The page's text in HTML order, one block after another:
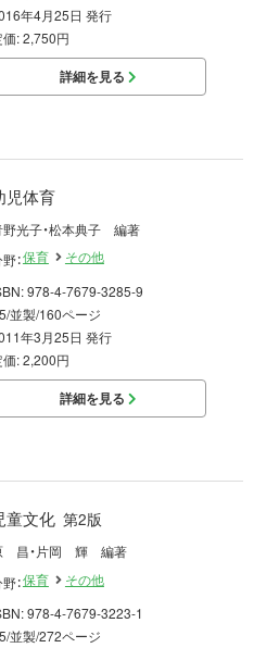
年4月25日 発行
価: 2,750円
詳細を見る
児体育
野光子・松本典子 編著
：保育
その他
978-4-7679-3285-9
並製/160ページ
年3月25日 発行
価: 2,200円
詳細を見る
童文化 第2版
昌・片岡 輝 編著
：保育
その他
978-4-7679-3223-1
並製/272ページ